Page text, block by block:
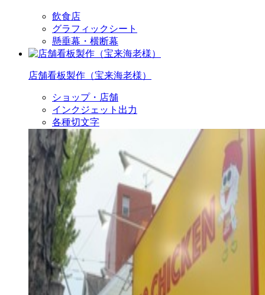
飲食店
グラフィックシート
懸垂幕・横断幕
店舗看板製作（宝来海老様）
ショップ・店舗
インクジェット出力
各種切文字